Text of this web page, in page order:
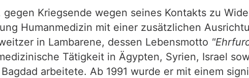
Kriegsende wegen seines Kontakts zu
Humanmedizin mit einer zusätzlichen
in Lambarene, dessen Lebensmotto
Tätigkeit in Ägypten, Syrien, Israel
arbeitete. Ab 1991 wurde er mit einem